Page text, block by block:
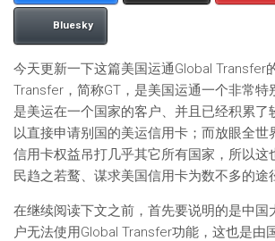
Bluesky
今天更新一下这篇美国运通Global Transfer
Transfer，简称GT，是美国运通一个非常特
是美运在一个国家的客户、并且已经积累了
以直接申请别国的美运信用卡；而放眼全世
信用卡权益吊打几乎其它所有国家，所以这
民趋之若鹜、谋求美国信用卡为数不多的途
在继续阅读下文之前，首先要说明的是中国
户无法使用Global Transfer功能，这也是由